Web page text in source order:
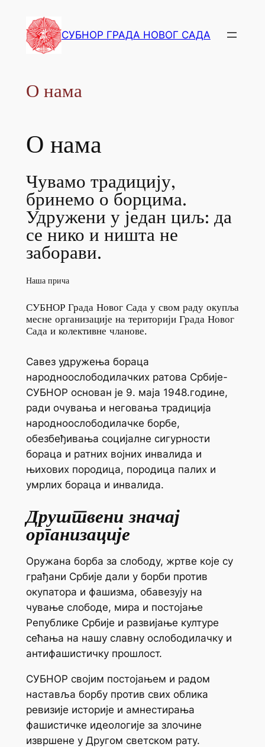
СУБНОР ГРАДА НОВОГ САДА
О нама
О нама
Чувамо традицију,
бринемо о борцима.
Удружени у један циљ: да
се нико и ништа не
заборави.
Наша прича
СУБНОР Града Новог Сада у свом раду окупља
месне организације на територији Града Новог
Сада и колективне чланове.
Савез удружења бораца
народноослободилачких ратова Србије-
СУБНОР основан је 9. маја 1948.године,
ради очувања и неговања традиција
народноослободилачке борбе,
обезбеђивања социјалне сигурности
бораца и ратних војних инвалида и
њихових породица, породица палих и
умрлих бораца и инвалида.
Друштвени значај
организације
Оружана борба за слободу, жртве које су
грађани Србије дали у борби против
окупатора и фашизма, обавезују на
чување слободе, мира и постојање
Републике Србије и развијање културе
сећања на нашу славну ослободилачку и
антифашистичку прошлост.
СУБНОР својим постојањем и радом
наставља борбу против свих облика
ревизије историје и амнестирања
фашистичке идеологије за злочине
извршене у Другом светском рату.